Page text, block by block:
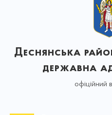
Деснянська
державна
офіційний